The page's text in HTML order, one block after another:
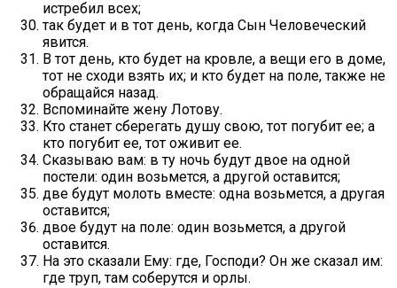
истребил всех;
так будет и в тот день, когда Сын Человеческий
явится.
В тот день, кто будет на кровле, а вещи его в доме,
тот не сходи взять их; и кто будет на поле, также не
обращайся назад.
Вспоминайте жену Лотову.
Кто станет сберегать душу свою, тот погубит ее; а
кто погубит ее, тот оживит ее.
Сказываю вам: в ту ночь будут двое на одной
постели: один возьмется, а другой оставится;
две будут молоть вместе: одна возьмется, а другая
оставится;
двое будут на поле: один возьмется, а другой
оставится.
На это сказали Ему: где, Господи? Он же сказал им:
где труп, там соберутся и орлы.